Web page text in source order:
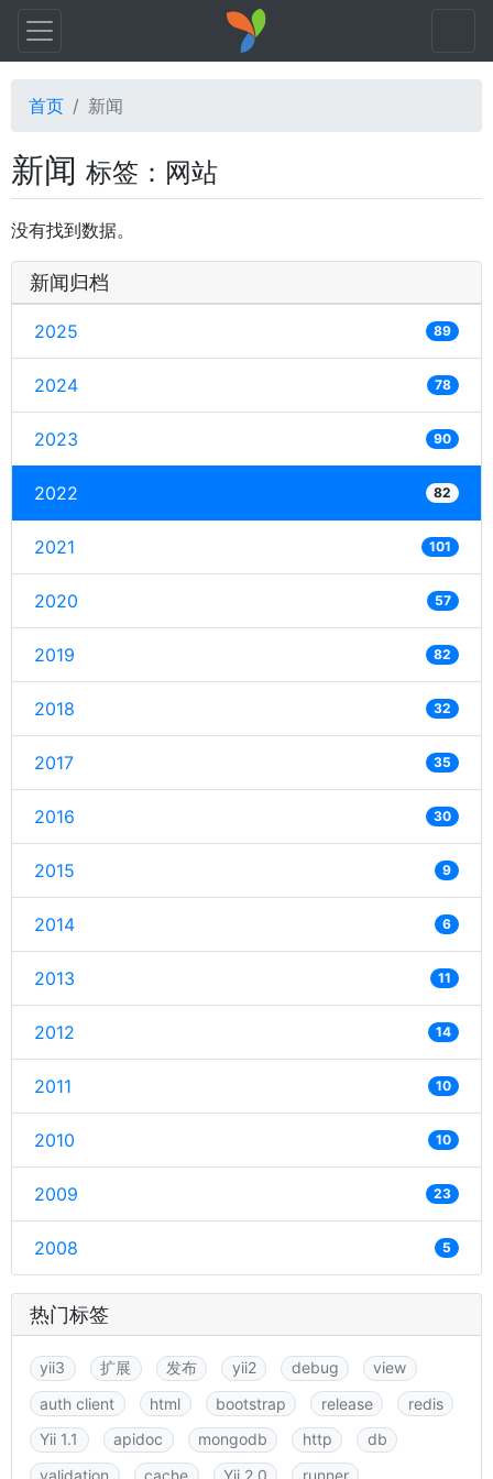
首页 新闻
新闻 标签：网站
没有找到数据。
新闻归档
2025 89
2024 78
2023 90
2022 82
2021 101
2020 57
2019 82
2018 32
2017 35
2016 30
2015 9
2014 6
2013 11
2012 14
2011 10
2010 10
2009 23
2008 5
热门标签
yii3 扩展 发布 yii2 debug
view
auth client
html bootstrap release
redis
Yii 1.1
apidoc mongodb http
db
validation
cache Yii 2.0 runner